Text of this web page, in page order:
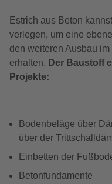
Estrich aus Beton
verlegen, um eine
den weiteren Ausbau
erhalten. Der Baustoff
Projekte:
Bodenbeläge über
über der
Einbetten der
Betonfundamente